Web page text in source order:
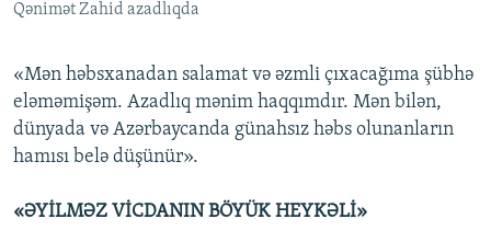
AZADLIQRADIOSU MOBIL TELEFONUNUZDA
XƏBƏR BÜLLETENLƏRIMIZ
RFE/RL-in bütün saytları
Qənimət Zahid azadlıqda
«Mən həbsxanadan salamat və əzmli çıxacağıma şübhə
eləməmişəm. Azadlıq mənim haqqımdır. Mən bilən,
dünyada və Azərbaycanda günahsız həbs olunanların
hamısı belə düşünür».
«ƏYİLMƏZ VİCDANIN BÖYÜK HEYKƏLİ»